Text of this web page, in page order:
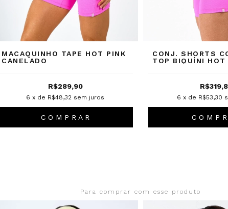
MACAQUINHO TAPE HOT PINK
CANELADO
R$289,90
6 x de R$48,32 sem juros
C O M P R A R
CONJ. SHORTS
TOP BIQUÍNI HOT
6 x de R$53,30
C O M P R
Para comprar com esse produto